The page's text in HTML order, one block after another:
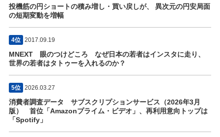
投機筋の円ショートの積み増し・買い戻しが、 異次元の円安局面
の短期変動を増幅
4位 2017.09.19
MNEXT 眼のつけどころ なぜ日本の若者はインスタに走り、
世界の若者はタトゥーを入れるのか？
5位 2026.03.27
消費者調査データ サブスクリプションサービス（2026年3月
版） 首位「Amazonプライム・ビデオ」、再利用意向トップは
「Spotify」